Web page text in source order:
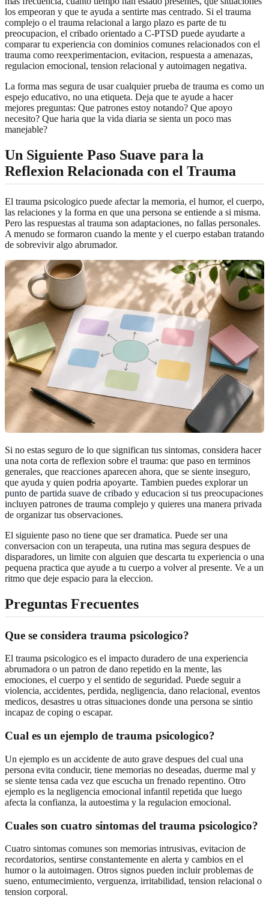
los empeoran y que te ayuda a sentirte mas centrado. Si el trauma
complejo o el trauma relacional a largo plazo es parte de tu
preocupacion, el cribado orientado a C-PTSD puede ayudarte a
comparar tu experiencia con dominios comunes relacionados con el
trauma como reexperimentacion, evitacion, respuesta a amenazas,
regulacion emocional, tension relacional y autoimagen negativa.
La forma mas segura de usar cualquier prueba de trauma es como un
espejo educativo, no una etiqueta. Deja que te ayude a hacer
mejores preguntas: Que patrones estoy notando? Que apoyo
necesito? Que haria que la vida diaria se sienta un poco mas
manejable?
Un Siguiente Paso Suave para la
Reflexion Relacionada con el Trauma
El trauma psicologico puede afectar la memoria, el humor, el cuerpo,
las relaciones y la forma en que una persona se entiende a si misma.
Pero las respuestas al trauma son adaptaciones, no fallas personales.
A menudo se formaron cuando la mente y el cuerpo estaban tratando
de sobrevivir algo abrumador.
Si no estas seguro de lo que significan tus sintomas, considera hacer
una nota corta de reflexion sobre el trauma: que paso en terminos
generales, que reacciones aparecen ahora, que se siente inseguro,
que ayuda y quien podria apoyarte. Tambien puedes explorar un
punto de partida suave de cribado y educacion si tus preocupaciones
incluyen patrones de trauma complejo y quieres una manera privada
de organizar tus observaciones.
El siguiente paso no tiene que ser dramatica. Puede ser una
conversacion con un terapeuta, una rutina mas segura despues de
disparadores, un limite con alguien que descarta tu experiencia o una
pequena practica que ayude a tu cuerpo a volver al presente. Ve a un
ritmo que deje espacio para la eleccion.
Preguntas Frecuentes
Que se considera trauma psicologico?
El trauma psicologico es el impacto duradero de una experiencia
abrumadora o un patron de dano repetido en la mente, las
emociones, el cuerpo y el sentido de seguridad. Puede seguir a
violencia, accidentes, perdida, negligencia, dano relacional, eventos
medicos, desastres u otras situaciones donde una persona se sintio
incapaz de coping o escapar.
Cual es un ejemplo de trauma psicologico?
Un ejemplo es un accidente de auto grave despues del cual una
persona evita conducir, tiene memorias no deseadas, duerme mal y
se siente tensa cada vez que escucha un frenado repentino. Otro
ejemplo es la negligencia emocional infantil repetida que luego
afecta la confianza, la autoestima y la regulacion emocional.
Cuales son cuatro sintomas del trauma psicologico?
Cuatro sintomas comunes son memorias intrusivas, evitacion de
recordatorios, sentirse constantemente en alerta y cambios en el
humor o la autoimagen. Otros signos pueden incluir problemas de
sueno, entumecimiento, verguenza, irritabilidad, tension relacional o
tension corporal.